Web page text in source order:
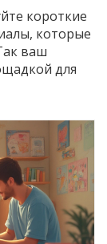
короткие
которые
ваш
для